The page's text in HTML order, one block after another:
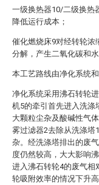
一级换热器10/二级换热
降低运行成本；
催化燃烧床9对经转轮浓
分解，产生二氧化碳和水
本工艺路线由净化系统
净化系统采用沸石转轮
机5的牵引首先进入洗涤
大颗粒尘杂及酸碱性气
雾过滤器2去除从洗涤塔
杂。经洗涤塔排出的废
度仍然较高，大大影响
进入沸石转轮4的废气相
轮吸附效率的情况下升